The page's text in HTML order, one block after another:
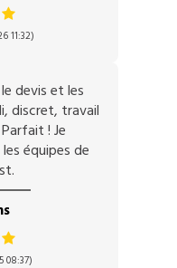
11:32)
devis et les
discret, travail
! Je
équipes de
08:37)